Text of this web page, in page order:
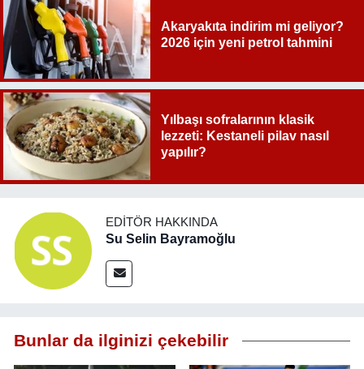
Akaryakıta indirim mi geliyor?
2026 için yeni petrol tahmini
Yılbaşı sofralarının klasik
lezzeti: Kestaneli pilav nasıl
yapılır?
EDITÖR HAKKINDA
Su Selin Bayramoğlu
Bunlar da ilginizi çekebilir